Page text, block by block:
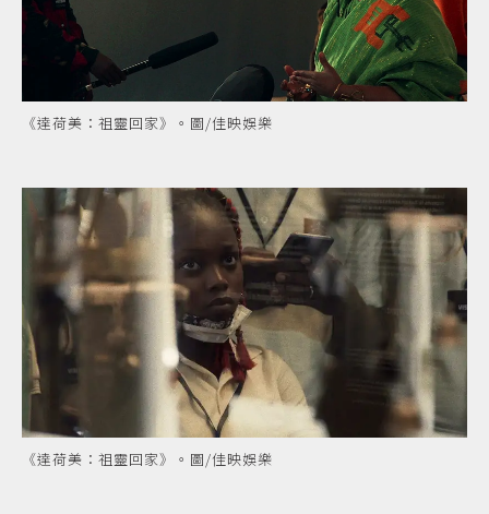
《達荷美：祖靈回家》。圖/佳映娛樂
《達荷美：祖靈回家》。圖/佳映娛樂